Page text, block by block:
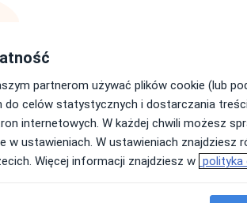
6 Sie 7 Sie 8 Sie 9 Sie
Umawianie online nie jest dostępne
Poproś o wizytę
partnerom używać plików cookie (lub
do celów statystycznych i dostarczania
internetowych. W każdej chwili możesz
w ustawieniach. W ustawieniach znajdziesz
Więcej informacji znajdziesz w polityka